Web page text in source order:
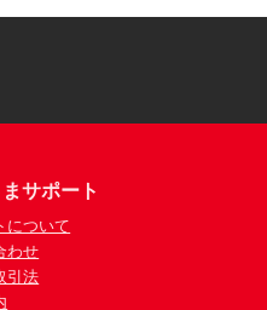
サポート
について
わせ
引法